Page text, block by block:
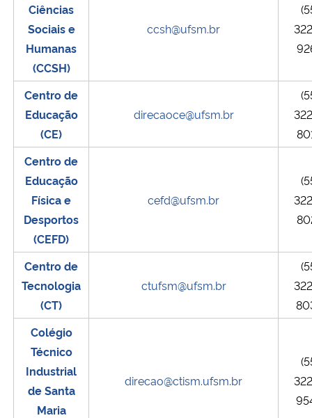
Banco Central do Brasil
Planalto
Ciências
Sociais e
Humanas
(CCSH)
ccsh@ufsm.br
Centro de
Educação
(CE)
direcaoce@ufsm.br
Centro de
Educação
Física e
Desportos
(CEFD)
cefd@ufsm.br
Centro de
Tecnologia
(CT)
ctufsm@ufsm.br
Colégio
Técnico
Industrial
de Santa
Maria
direcao@ctism.ufsm.br